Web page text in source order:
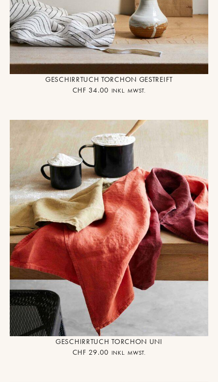
GESCHIRRTUCH TORCHON GESTREIFT
CHF 34.00 INKL. MWST.
GESCHIRRTUCH TORCHON UNI
CHF 29.00 INKL. MWST.